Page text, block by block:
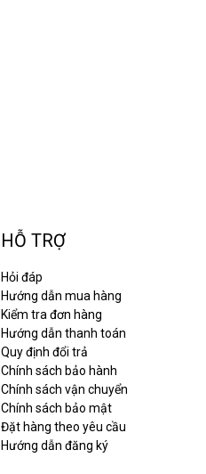
HỖ TRỢ
Hỏi đáp
Hướng dẫn mua hàng
Kiểm tra đơn hàng
Hướng dẫn thanh toán
Quy định đổi trả
Chính sách bảo hành
Chính sách vận chuyển
Chính sách bảo mật
Đặt hàng theo yêu cầu
Hướng dẫn đăng ký